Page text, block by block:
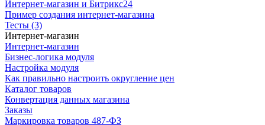
Интернет-магазин и Битрикс24
Пример создания интернет-магазина
Тесты (3)
Интернет-магазин
Интернет-магазин
Бизнес-логика модуля
Настройка модуля
Как правильно настроить округление цен
Каталог товаров
Конвертация данных магазина
Заказы
Маркировка товаров 487-ФЗ